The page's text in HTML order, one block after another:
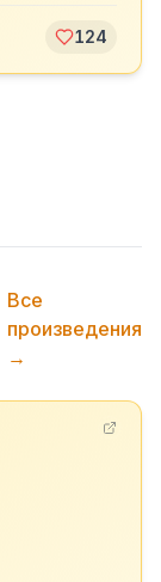
124
Все
произведения
→